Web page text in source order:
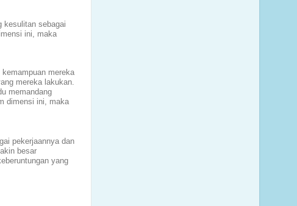
kesulitan sebagai
ini, maka
mereka
mereka lakukan.
memandang
dimensi ini, maka
pekerjaannya dan
besar
yang